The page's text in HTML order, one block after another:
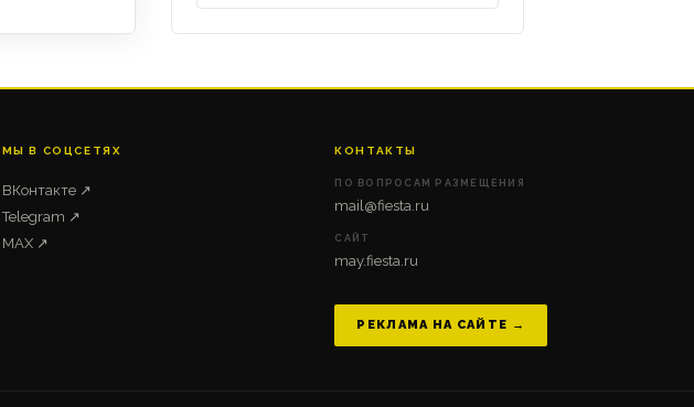
МЫ В СОЦСЕТЯХ
ВКонтакте ↗
Telegram ↗
MAX ↗
КОНТАКТЫ
ПО ВОПРОСАМ РАЗМЕЩЕНИЯ
mail@fiesta.ru
САЙТ
may.fiesta.ru
РЕКЛАМА НА САЙТЕ →